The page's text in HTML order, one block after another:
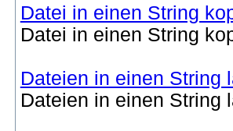
Datei in einen String
Datei in einen String
Dateien in einen String
Dateien in einen String